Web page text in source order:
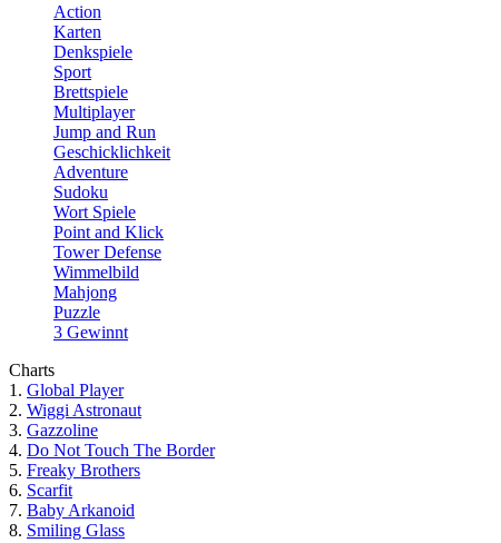
Action
Karten
Denkspiele
Sport
Brettspiele
Multiplayer
Jump and Run
Geschicklichkeit
Adventure
Sudoku
Wort Spiele
Point and Klick
Tower Defense
Wimmelbild
Mahjong
Puzzle
3 Gewinnt
Charts
1. Global Player
2. Wiggi Astronaut
3. Gazzoline
4. Do Not Touch The Border
5. Freaky Brothers
6. Scarfit
7. Baby Arkanoid
8. Smiling Glass